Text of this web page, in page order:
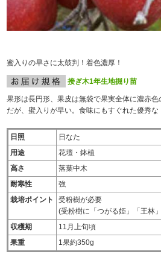
蜜入りの早さに太鼓判！着色濃厚！
接ぎ木1年生地掘り苗
果形は長円形、果皮は無袋で果実全体に濃赤
だが、蜜入りが早い。食味にもすぐれた優秀
日照
日なた
用途
花壇・鉢植
高さ
落葉中木
耐寒性
強
栽培ポイント
受粉樹が必要
(受粉樹に「つがる姫」「王林
収穫期
11月上旬頃
果重
1果約350g